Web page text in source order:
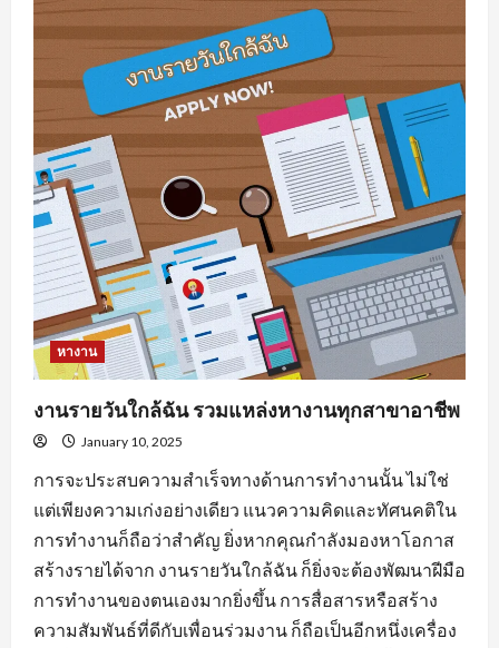
มี
พื้น
ฐาน
ความ
รู้
ทาง
ด้าน
สาย
อาชีพ
หางาน
งานรายวันใกล้ฉัน รวมแหล่งหางานทุกสาขาอาชีพ
January 10, 2025
การจะประสบความสำเร็จทางด้านการทำงานนั้น ไม่ใช่
แต่เพียงความเก่งอย่างเดียว แนวความคิดและทัศนคติใน
การทำงานก็ถือว่าสำคัญ ยิ่งหากคุณกำลังมองหาโอกาส
สร้างรายได้จาก งานรายวันใกล้ฉัน ก็ยิ่งจะต้องพัฒนาฝีมือ
การทำงานของตนเองมากยิ่งขึ้น การสื่อสารหรือสร้าง
ความสัมพันธ์ที่ดีกับเพื่อนร่วมงาน ก็ถือเป็นอีกหนึ่งเครื่อง